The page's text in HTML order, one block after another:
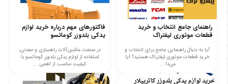
راهنمای جامع انتخاب و خرید
قطعات موتوری لیفتراک
آیا به دنبال راهنمایی جامع برای انتخاب و
خرید قطعات موتوری لیفتراک هستید؟ آیا
می‌دا ...
فاکتورهای مهم درباره خرید لوازم
یدکی بلدوزر کوماتسو
در صنعت ماشین‌آلات راهسازی و معدنی،
استفاده از لوازم یدکی بلدوزر کوماتسو با
کیفیت مناسب از اهمی ...